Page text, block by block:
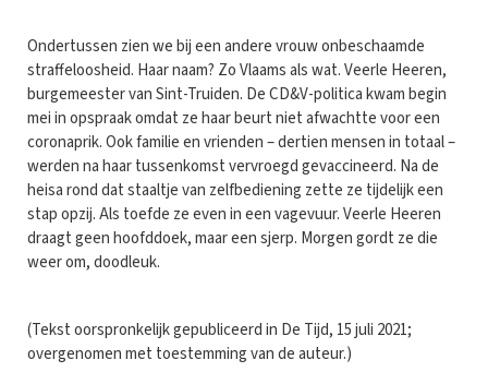
Ondertussen zien we bij een andere vrouw onbeschaamde
straffeloosheid. Haar naam? Zo Vlaams als wat. Veerle Heeren,
burgemeester van Sint-Truiden. De CD&V-politica kwam begin
mei in opspraak omdat ze haar beurt niet afwachtte voor een
coronaprik. Ook familie en vrienden – dertien mensen in totaal –
werden na haar tussenkomst vervroegd gevaccineerd. Na de
heisa rond dat staaltje van zelfbediening zette ze tijdelijk een
stap opzij. Als toefde ze even in een vagevuur. Veerle Heeren
draagt geen hoofddoek, maar een sjerp. Morgen gordt ze die
weer om, doodleuk.
(Tekst oorspronkelijk gepubliceerd in De Tijd, 15 juli 2021;
overgenomen met toestemming van de auteur.)